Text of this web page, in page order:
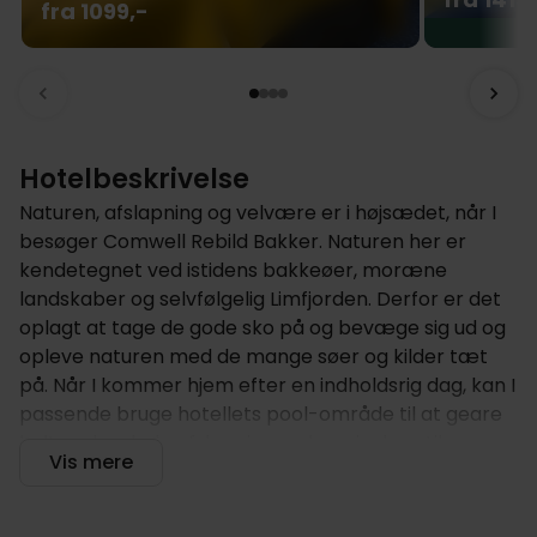
fra 1099,-
Hotelbeskrivelse
Naturen, afslapning og velvære er i højsædet, når I
besøger Comwell Rebild Bakker. Naturen her er
kendetegnet ved istidens bakkeøer, moræne
landskaber og selvfølgelig Limfjorden. Derfor er det
oplagt at tage de gode sko på og bevæge sig ud og
opleve naturen med de mange søer og kilder tæt
på. Når I kommer hjem efter en indholdsrig dag, kan I
passende bruge hotellets pool-område til at geare
forkælelse tage over.
Vis mere